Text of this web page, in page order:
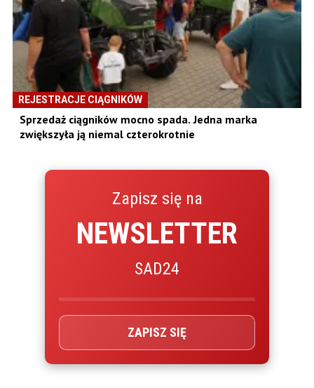
REJESTRACJE CIĄGNIKÓW
Sprzedaż ciągników mocno spada. Jedna marka
zwiększyła ją niemal czterokrotnie
Zapisz się na
NEWSLETTER
SAD24
ZAPISZ SIĘ